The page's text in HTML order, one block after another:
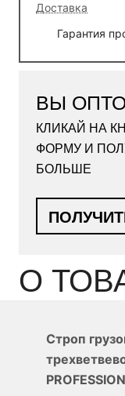
Доставка
Гарантия
ВЫ
КЛИКАЙ НА
ФОРМУ И
БОЛЬШЕ
О
Строп